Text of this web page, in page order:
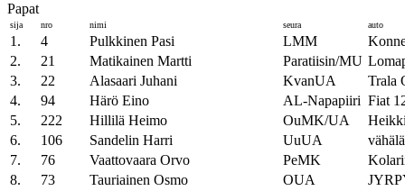
Papat
sija nro nimi seura auto
1. 4 Pulkkinen Pasi LMM
2.
21 Matikainen Martti Paratiisin/MU
3.
22 Alasaari Juhani KvanUA
Trala
4.
94 Härö Eino AL-Napapiiri Fiat
5.
222 Hillilä Heimo OuMK/UA
6.
106 Sandelin Harri UuUA
7.
76 Vaattovaara Orvo PeMK
8.
73 Tauriainen Osmo OUA